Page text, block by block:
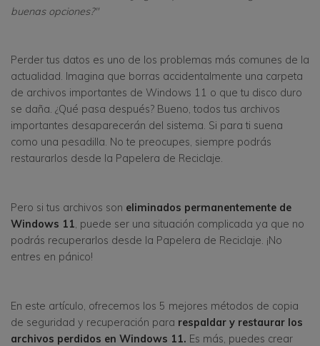
Repairit - Reparar Datos
buenas opciones?"
Perder tus datos es uno de los problemas más comunes de la
actualidad. Imagina que borras accidentalmente una carpeta
de archivos importantes de Windows 11 o que tu disco duro
se daña. ¿Qué pasa después? Bueno, todos tus archivos
importantes desaparecerán del sistema. Si para ti suena
como una pesadilla. No te preocupes, siempre podrás
restaurarlos desde la Papelera de Reciclaje.
Pero si tus archivos son eliminados permanentemente de
Windows 11, puede ser una situación complicada ya que no
podrás recuperarlos desde la Papelera de Reciclaje. ¡No
entres en pánico!
En este artículo, ofrecemos los 5 mejores métodos de copia
de seguridad y recuperación para respaldar y restaurar los
archivos perdidos en Windows 11. Es más, puedes crear